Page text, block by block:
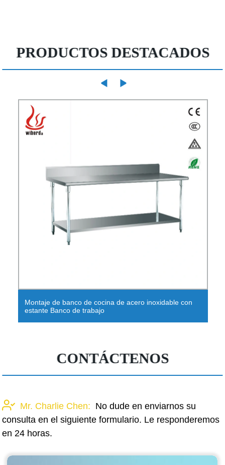
PRODUCTOS DESTACADOS
Montaje de banco de cocina de acero inoxidable con
estante Banco de trabajo
CONTÁCTENOS
Mr. Charlie Chen: No dude en enviarnos su
consulta en el siguiente formulario. Le responderemos
en 24 horas.